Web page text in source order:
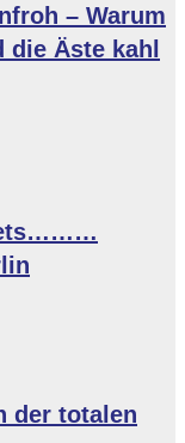
– Warum
die Äste kahl
der totalen